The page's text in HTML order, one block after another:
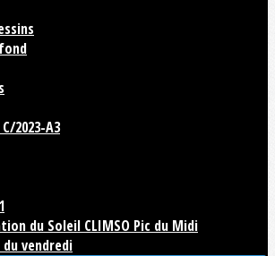
2023-A3
du Soleil CLIMSO Pic du Midi
du vendredi